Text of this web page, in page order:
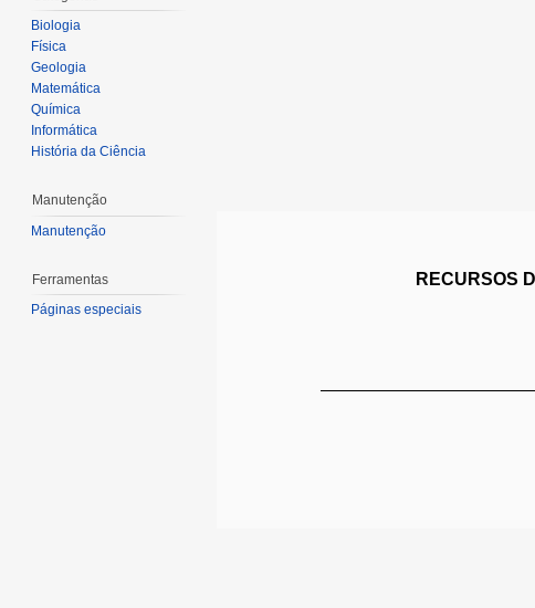
Biologia
Física
Geologia
Matemática
Química
Informática
História da Ciência
Manutenção
Manutenção
Ferramentas
Páginas especiais
RECURSOS